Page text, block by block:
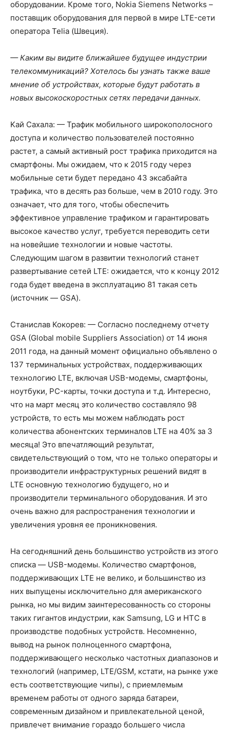
оборудовании. Кроме того, Nokia Siemens Networks –
поставщик оборудования для первой в мире LTE-сети
оператора Telia (Швеция).
— Каким вы видите ближайшее будущее индустрии
телекоммуникаций? Хотелось бы узнать также ваше
мнение об устройствах, которые будут работать в
новых высокоскоростных сетях передачи данных.
Kaй Сахала: — Трафик мобильного широкополосного
доступа и количество пользователей постоянно
растет, а самый активный рост трафика приходится на
смартфоны. Мы ожидаем, что к 2015 году через
мобильные сети будет передано 43 эксабайта
трафика, что в десять раз больше, чем в 2010 году. Это
означает, что для того, чтобы обеспечить
эффективное управление трафиком и гарантировать
высокое качество услуг, требуется переводить сети
на новейшие технологии и новые частоты.
Следующим шагом в развитии технологий станет
развертывание сетей LTE: ожидается, что к концу 2012
года будет введена в эксплуатацию 81 такая сеть
(источник — GSA).
Станислав Кокорев: — Согласно последнему отчету
GSA (Global mobile Suppliers Association) от 14 июня
2011 года, на данный момент официально объявлено о
137 терминальных устройствах, поддерживающих
технологию LTE, включая USB-модемы, смартфоны,
ноутбуки, PC-карты, точки доступа и т.д. Интересно,
что на март месяц это количество составляло 98
устройств, то есть мы можем наблюдать рост
количества абонентских терминалов LTE на 40% за 3
месяца! Это впечатляющий результат,
свидетельствующий о том, что не только операторы и
производители инфраструктурных решений видят в
LTE основную технологию будущего, но и
производители терминального оборудования. И это
очень важно для распространения технологии и
увеличения уровня ее проникновения.
На сегодняшний день большинство устройств из этого
списка — USB-модемы. Количество смартфонов,
поддерживающих LTE не велико, и большинство из
них выпущены исключительно для американского
рынка, но мы видим заинтересованность со стороны
таких гигантов индустрии, как Samsung, LG и HTC в
производстве подобных устройств. Несомненно,
вывод на рынок полноценного смартфона,
поддерживающего несколько частотных диапазонов и
технологий (например, LTE/GSM, кстати, на рынке уже
есть соответствующие чипы), с приемлемым
временем работы от одного заряда батареи,
современным дизайном и привлекательной ценой,
привлечет внимание гораздо большего числа